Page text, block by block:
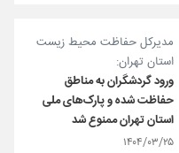
مدیرکل حفاظت محیط زیست
استان تهران:
ورود گردشگران به مناطق
حفاظت‌ شده و پارک‌های ملی
استان تهران ممنوع شد
۱۴۰۴/۰۳/۲۵